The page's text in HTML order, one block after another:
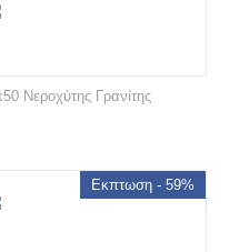
Νεροχύτης Γρανίτης
Εκπτωση - 59%